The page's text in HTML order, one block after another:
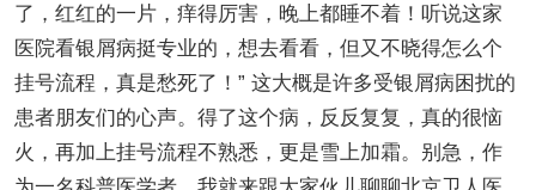
了，红红的一片，痒得厉害，晚上都睡不着！听说这家
医院看银屑病挺专业的，想去看看，但又不晓得怎么个
挂号流程，真是愁死了！” 这大概是许多受银屑病困扰的
患者朋友们的心声。得了这个病，反反复复，真的很恼
火，再加上挂号流程不熟悉，更是雪上加霜。别急，作